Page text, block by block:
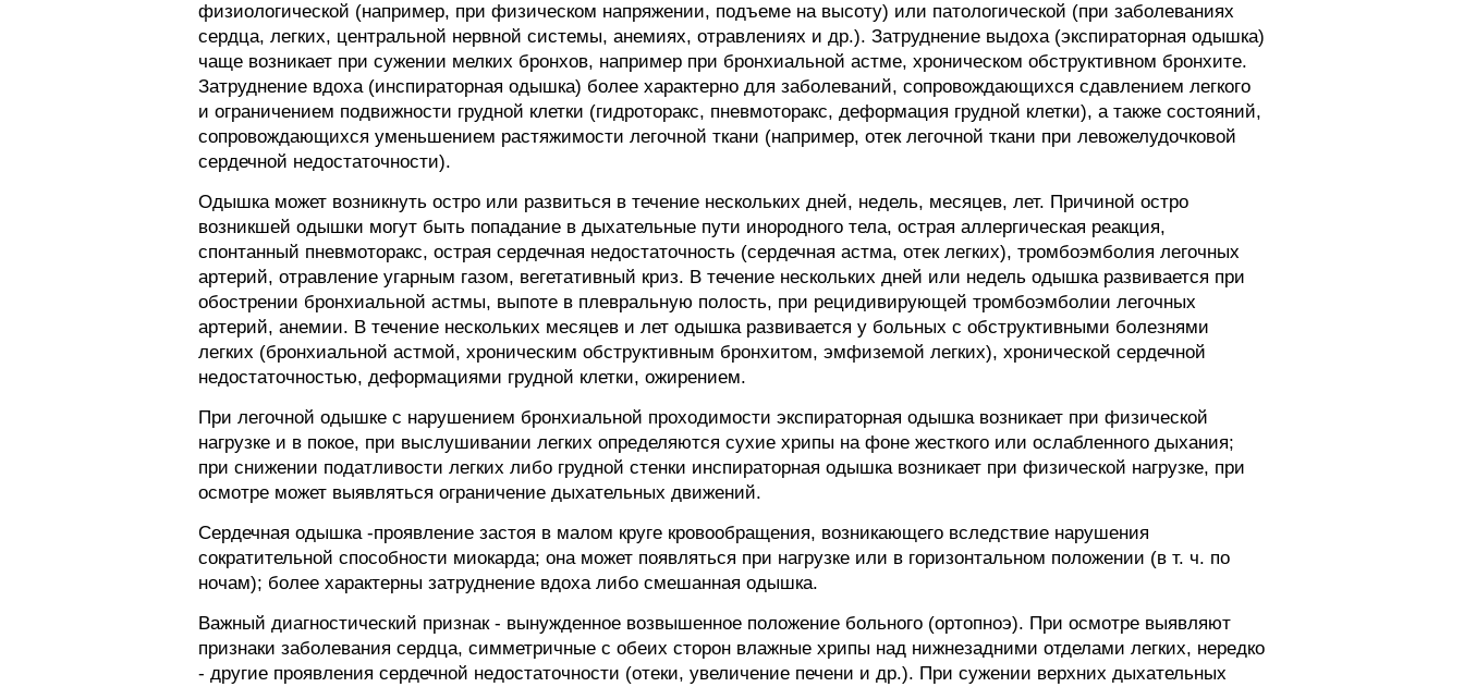
физиологической (например, при физическом напряжении, подъеме на высоту) или патологической (при заболеваниях
сердца, легких, центральной нервной системы, анемиях, отравлениях и др.). Затруднение выдоха (экспираторная одышка)
чаще возникает при сужении мелких бронхов, например при бронхиальной астме, хроническом обструктивном бронхите.
Затруднение вдоха (инспираторная одышка) более характерно для заболеваний, сопровождающихся сдавлением легкого
и ограничением подвижности грудной клетки (гидроторакс, пневмоторакс, деформация грудной клетки), а также состояний,
сопровождающихся уменьшением растяжимости легочной ткани (например, отек легочной ткани при левожелудочковой
сердечной недостаточности).
Одышка может возникнуть остро или развиться в течение нескольких дней, недель, месяцев, лет. Причиной остро
возникшей одышки могут быть попадание в дыхательные пути инородного тела, острая аллергическая реакция,
спонтанный пневмоторакс, острая сердечная недостаточность (сердечная астма, отек легких), тромбоэмболия легочных
артерий, отравление угарным газом, вегетативный криз. В течение нескольких дней или недель одышка развивается при
обострении бронхиальной астмы, выпоте в плевральную полость, при рецидивирующей тромбоэмболии легочных
артерий, анемии. В течение нескольких месяцев и лет одышка развивается у больных с обструктивными болезнями
легких (бронхиальной астмой, хроническим обструктивным бронхитом, эмфиземой легких), хронической сердечной
недостаточностью, деформациями грудной клетки, ожирением.
При легочной одышке с нарушением бронхиальной проходимости экспираторная одышка возникает при физической
нагрузке и в покое, при выслушивании легких определяются сухие хрипы на фоне жесткого или ослабленного дыхания;
при снижении податливости легких либо грудной стенки инспираторная одышка возникает при физической нагрузке, при
осмотре может выявляться ограничение дыхательных движений.
Сердечная одышка -проявление застоя в малом круге кровообращения, возникающего вследствие нарушения
сократительной способности миокарда; она может появляться при нагрузке или в горизонтальном положении (в т. ч. по
ночам); более характерны затруднение вдоха либо смешанная одышка.
Важный диагностический признак - вынужденное возвышенное положение больного (ортопноэ). При осмотре выявляют
признаки заболевания сердца, симметричные с обеих сторон влажные хрипы над нижнезадними отделами легких, нередко
- другие проявления сердечной недостаточности (отеки, увеличение печени и др.). При сужении верхних дыхательных